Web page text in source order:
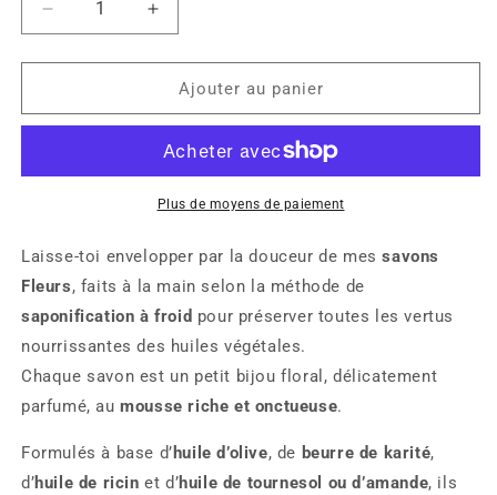
Réduire
la
quantité
Savons
Douceur
Naturelle
Augmenter
la
quantité
Savons
Douceur
&amp;
Naturelle
Ajouter au panier
Plus de moyens de paiement
Laisse-toi envelopper par la douceur de messavons
Fleurs, faits à la main selon la méthode de
saponification à froid pour préserver toutes les vertus
nourrissantes des huiles végétales.
Chaque savon est un petit bijou floral, délicatement
parfumé, aumousse riche et onctueuse.
Formulés à base d’ huile d’olive, de beurre de karité,
d’huile de ricin et d’huile de tournesol ou d’amande, ils